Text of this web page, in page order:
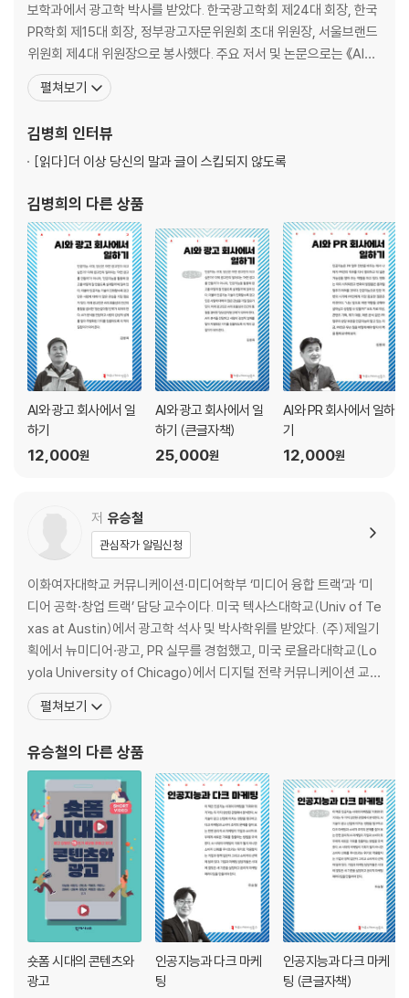
04 언택트 시대의 소비자 행동에 대한 이해
언택트 문화와 소비자
언택트 맥락에서의 소비자 행동과 일방적 낙관론의 위험성
05 언택트 시대의 콘텐츠 전략과 인사이트
관점의 재정비
콘텐츠 기획 가이드라인
언택트와 콘텐츠의 미래
06 지속가능한 발전 목표와 브랜드 액티비즘
크리에이티비티란 무엇인가
브랜드의 뉴노멀, 지속가능한 발전 목표에 달렸다
국내 기업의 지속가능경영
지속가능한 발전 목표(SDGs) 브랜드의 키워드 세 가지
코로나 시대 크리에이티비티의 다섯 가지 특징
07 언택트 시대에 필요한 광고인의 관점과 자세
뉴노멀 시대를 맞이하는 당신의 관점은 무엇인가
브랜드의 팬덤을 만드는 크리에이터
크리에이티브 인사이트의 중요성
크리에이티브 자산 만들기
참고문헌
찾아보기
보학과에서 광고학 박사를 받았다. 한국광고학회 제24대 회장, 한국
PR학회 제15대 회장, 정부광고자문위원회 초대 위원장, 서울브랜드
위원회 제4대 위원장으로 봉사했다. 주요 저서 및 논문으로는 《AI와
PR 회사에서 일하기》(커뮤니케이션북스, 2025), 《디지털 시대의
광고 용어 300》(학지사비즈, 2025)을 비롯한 70여 권의 저서를 출
정의”(2024)를 비롯한 120여 편의 논문을 국내
펼쳐보기
김병희 인터뷰
[읽다]더 이상 당신의 말과 글이 스킵되지 않도록
김병희의 다른 상품
AI와 광고 회사에서 일
하기
12,000원
AI와 광고 회사에서 일
하기 (큰글자책)
25,000원
AI와 PR 회사에서 일하
기
12,000원
저 유승철
관심작가 알림신청
이화여자대학교 커뮤니케이션·미디어학부 ‘미디어 융합 트랙’과 ‘미
디어 공학·창업 트랙’ 담당 교수이다. 미국 텍사스대학교(Univ of Te
xas at Austin)에서 광고학 석사 및 박사학위를 받았다. (주)제일기
획에서 뉴미디어·광고, PR 실무를 경험했고, 미국 로욜라대학교(Lo
yola University of Chicago)에서 디지털 전략 커뮤니케이션 교수
를 역임했다. 또 CJ, KT, 삼성 등 다수의 기업 및 과학기술정보통신
부, 행정자치부, 대한간호협회 등의 공공기관들과 연구·컨설팅 프로
회, 한국광고홍보학회,
펼쳐보기
유승철의 다른 상품
숏폼 시대의 콘텐츠와
광고
인공지능과 다크 마케
팅
인공지능과 다크 마케
팅 (큰글자책)